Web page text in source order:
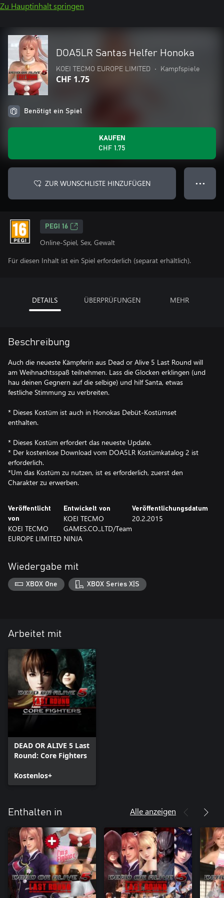
Zu Hauptinhalt springen
DOA5LR Santas Helfer Honoka
KOEI TECMO EUROPE LIMITED • Kampfspiele
CHF 1.75
Benötigt ein Spiel
KAUFEN
CHF 1.75
ZUR WUNSCHLISTE HINZUFÜGEN ● ● ●
PEGI 16
Online-Spiel, Sex, Gewalt
Für diesen Inhalt ist ein Spiel erforderlich (separat erhältlich).
DETAILS ÜBERPRÜFUNGEN MEHR
Beschreibung
Auch die neueste Kämpferin aus Dead or Alive 5 Last Round will
am Weihnachtsspaß teilnehmen. Lass die Glocken erklingen (und
hau deinen Gegnern auf die selbige) und hilf Santa, etwas
festliche Stimmung zu verbreiten.
* Dieses Kostüm ist auch in Honokas Debüt-Kostümset
enthalten.
* Dieses Kostüm erfordert das neueste Update.
* Der kostenlose Download vom DOA5LR Kostümkatalog 2 ist
erforderlich.
*Um das Kostüm zu nutzen, ist es erforderlich, zuerst den
Charakter zu erwerben.
Veröffentlicht
von
KOEI TECMO
EUROPE LIMITED
Entwickelt von
KOEI TECMO
GAMES.CO.,LTD/Team
NINJA
Veröffentlichungsdatum
20.2.2015
Wiedergabe mit
XBOX One XBOX Series X|S
Arbeitet mit
DEAD OR ALIVE 5 Last
Round: Core Fighters
Kostenlos+
Enthalten in Alle anzeigen